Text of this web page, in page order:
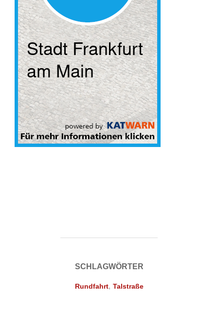
SCHLAGWÖRTER
Rundfahrt, Talstraße